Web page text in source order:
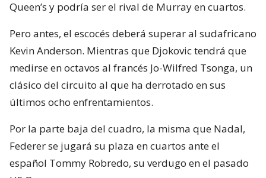
Queen’s y podría ser el rival de Murray en cuartos.
Pero antes, el escocés deberá superar al sudafricano
Kevin Anderson. Mientras que Djokovic tendrá que
medirse en octavos al francés Jo-Wilfred Tsonga, un
clásico del circuito al que ha derrotado en sus
últimos ocho enfrentamientos.
Por la parte baja del cuadro, la misma que Nadal,
Federer se jugará su plaza en cuartos ante el
español Tommy Robredo, su verdugo en el pasado